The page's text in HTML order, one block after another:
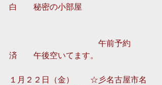
白　　秘密の小部屋
午前予約
済　　午後空いてます。
１月２２日（金）　　☆彡名古屋市名